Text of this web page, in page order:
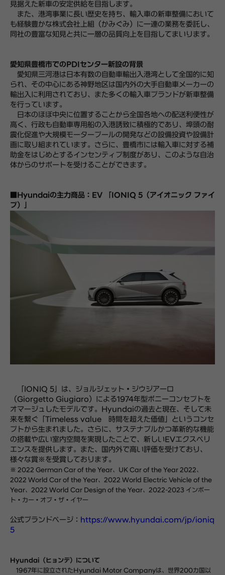
見据えた新車の安定供給を目指します。
また、港湾事業に長い歴史を持ち、輸入車の新車整備において
も経験豊かな株式会社上組（かみぐみ）に一連の業務を委託し、
同社の豊富な知見と共に一層の品質向上を目指してまいります。
愛知県豊橋市でのPDIセンター新設の背景
愛知県三河港は日本有数の自動車輸出入港湾として全国的に知
られ、その中心にある神野地区は国内外の大手自動車メーカーの
輸出入に利用されており、また多くの輸入車ブランドが新車整備
を行っています。
日本のほぼ中央に位置することから全国各地への配送利便性が
高く、行政も自動車専用船の入港誘致に積極的であり、埠頭の耐
震化促進や大規模モータープールの開発などの設備投資や設備計
画に取り組まれています。さらに、豊橋市には輸入車に対する補
助金をはじめとするインセンティブ制度があり、このような自治
体からのサポートを受けることができます。
■Hyundaiの主力商品：EV 「IONIQ 5（アイオニック ファイ
ブ）」
「IONIQ 5」は、ジョルジェット・ジウジアーロ
（Giorgetto Giugiaro）による1974年型ポニーコンセプトを
オマージュしたモデルです。Hyundaiの過去と現在、そして未
来を繋ぐ「Timeless value 時間を超えた価値」というコンセ
プトから生まれました。さらに、サステナブルかつ革新的な機能
の搭載や広い室内空間を実現したことで、新しいEVエクスペリ
エンスを提供します。また、国内外で高い評価を受けており、
様々な賞※を受賞しております。
※ 2022 German Car of the Year、UK Car of the Year 2022、
2022 World Car of the Year、2022 World Electric Vehicle of the
Year、2022 World Car Design of the Year、2022-2023 インポー
ト・カー・オブ・ザ・イヤー
公式ブランドページ： https://www.hyundai.com/jp/ioniq
5
Hyundai（ヒョンデ）について
1967年に設立されたHyundai Motor Companyは、世界200カ国以